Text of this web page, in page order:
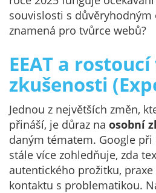
souvislosti s důvěryhodným
znamená pro tvůrce webů?
EEAT a
zkušenosti
Jednou z největších změn,
přináší, je důraz na osobní
daným tématem. Google
stále více zohledňuje, zda
autentického prožitku,
kontaktu s problematikou.